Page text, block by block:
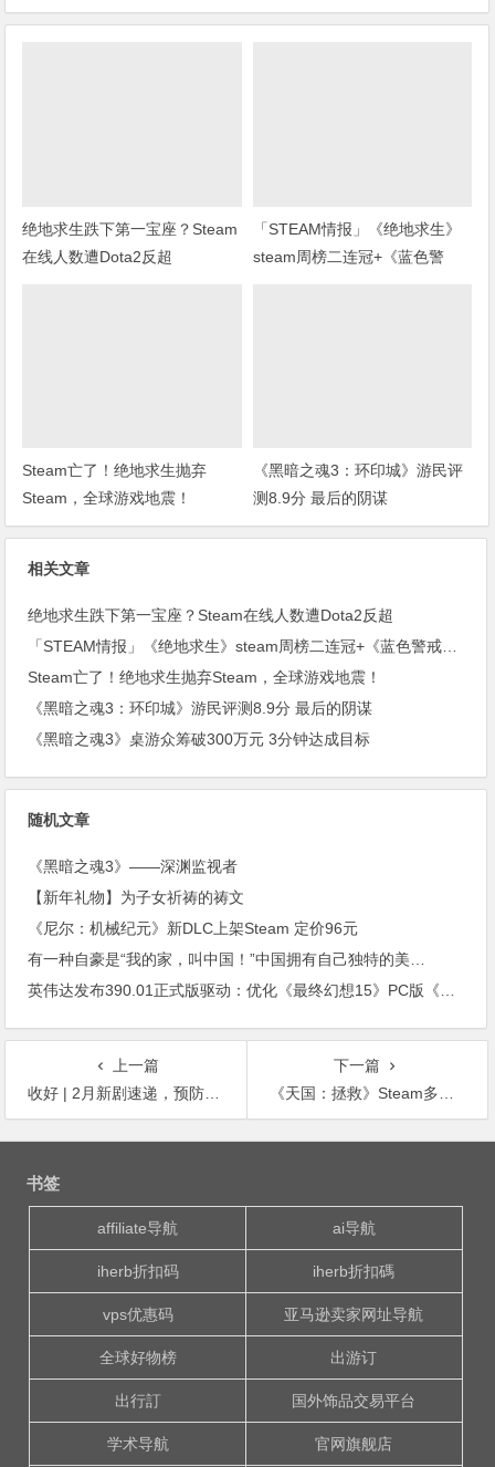
绝地求生跌下第一宝座？Steam
在线人数遭Dota2反超
「STEAM情报」《绝地求生》
steam周榜二连冠+《蓝色警
Steam亡了！绝地求生抛弃
Steam，全球游戏地震！
《黑暗之魂3：环印城》游民评
测8.9分 最后的阴谋
相关文章
绝地求生跌下第一宝座？Steam在线人数遭Dota2反超
「STEAM情报」《绝地求生》steam周榜二连冠+《蓝色警戒》上架steam
Steam亡了！绝地求生抛弃Steam，全球游戏地震！
《黑暗之魂3：环印城》游民评测8.9分 最后的阴谋
《黑暗之魂3》桌游众筹破300万元 3分钟达成目标
随机文章
《黑暗之魂3》——深渊监视者
【新年礼物】为子女祈祷的祷文
《尼尔：机械纪元》新DLC上架Steam 定价96元
有一种自豪是“我的家，叫中国！”中国拥有自己独特的美…
英伟达发布390.01正式版驱动：优化《最终幻想15》PC版《绝地求生》帧率提升
上一篇
收好 | 2月新剧速递，预防剧荒，拯救无聊！
下一篇
《天国：拯救》Steam多半好评 媒体评分及格
文
书签
affiliate导航 ai导航
iherb折扣码 iherb折扣碼
vps优惠码 亚马逊卖家网址导航
全球好物榜 出游订
出行訂 国外饰品交易平台
学术导航 官网旗舰店